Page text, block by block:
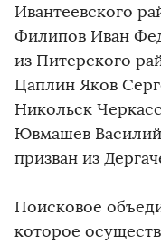
Ивантеевского
Филипов Иван
из Питерского
Цаплин Яков
Никольск
Ювмашев Василий
призван из
Поисковое
которое